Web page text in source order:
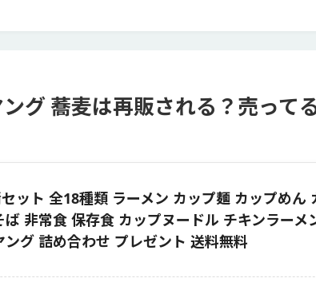
ング 蕎麦は再販される？売って
ット 全18種類 ラーメン カップ麺 カップめん
ば 非常食 保存食 カップヌードル チキンラーメ
ング 詰め合わせ プレゼント 送料無料